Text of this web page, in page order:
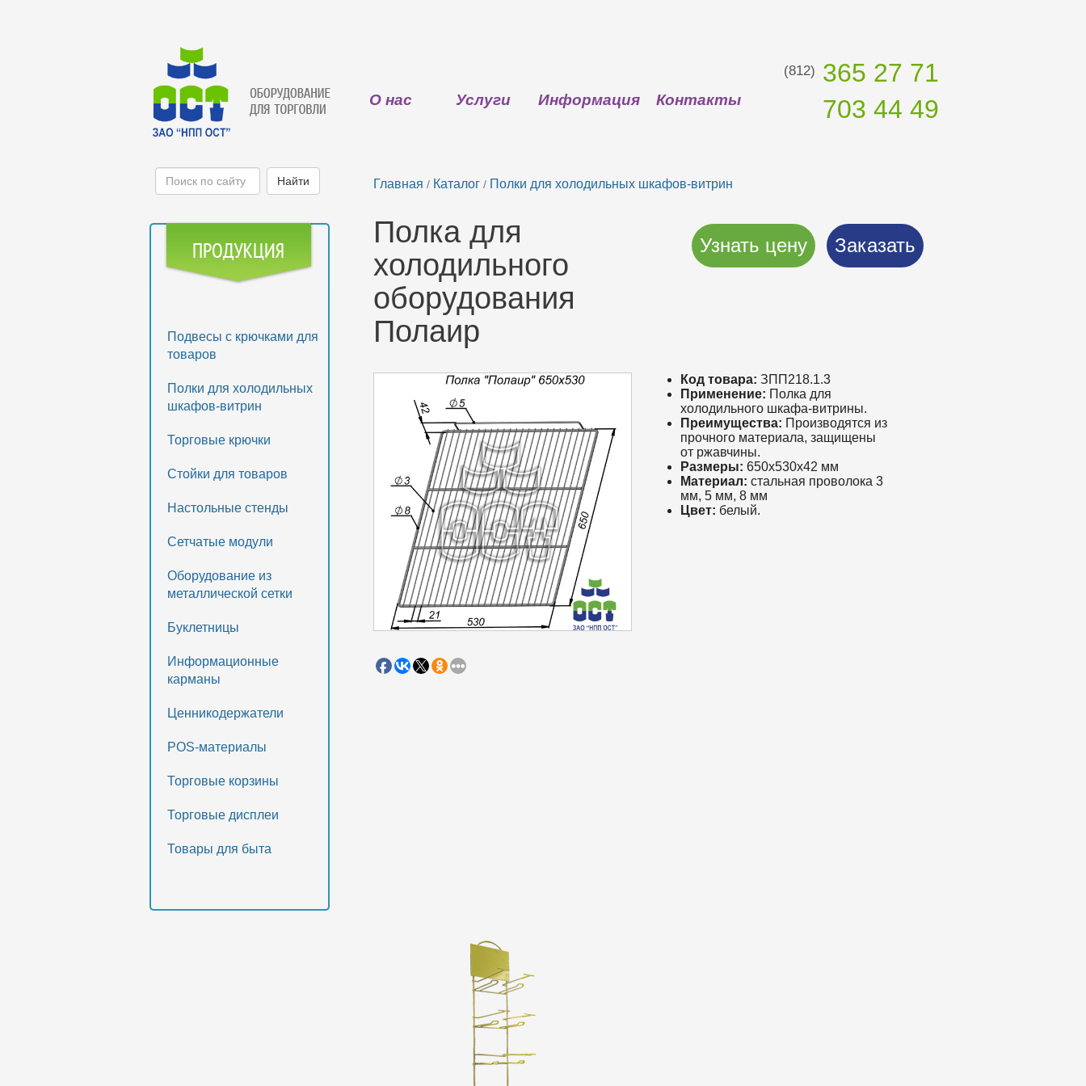
О нас Услуги Информация Контакты
(812) 365 27 71
703 44 49
Подвесы с крючками для
товаров
Полки для холодильных
шкафов-витрин
Торговые крючки
Стойки для товаров
Настольные стенды
Сетчатые модули
Оборудование из
металлической сетки
Буклетницы
Информационные
карманы
Ценникодержатели
POS-материалы
Торговые корзины
Торговые дисплеи
Товары для быта
Главная / Каталог / Полки для холодильных шкафов-витрин
Полка для
холодильного
оборудования
Полаир
Узнать цену Заказать
Код товара: ЗПП218.1.3
Применение: Полка для
холодильного шкафа-витрины.
Преимущества: Производятся из
прочного материала, защищены
от ржавчины.
Размеры: 650x530x42 мм
Материал: стальная проволока 3
мм, 5 мм, 8 мм
Цвет: белый.